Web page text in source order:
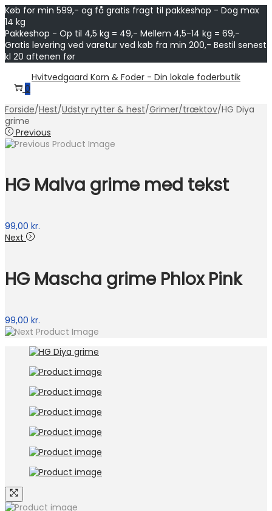
Køb for min 599,- og få gratis fragt til pakkeshop - Dog max
14 kg
Pakkeshop - Op til 4,5 kg = 49,- Mellem 4,5-14 kg = 69,-
Gratis levering ved varetur ved køb fra min 200,- Bestil senest
kl 20 aftenen før
to
to
Hvitvedgaard Korn & Foder - Din lokale foderbutik
0
Forside/Hest/Udstyr rytter & hest/Grimer/træktov/HG Diya
grime
Previous
HG Malva grime med tekst
99,00 kr.
Next
HG Mascha grime Phlox Pink
99,00 kr.